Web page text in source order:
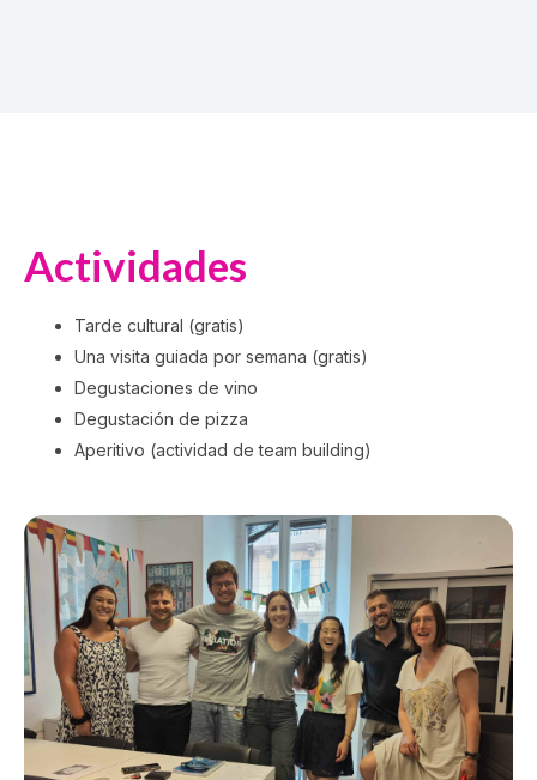
Actividades
Tarde cultural (gratis)
Una visita guiada por semana (gratis)
Degustaciones de vino
Degustación de pizza
Aperitivo (actividad de team building)